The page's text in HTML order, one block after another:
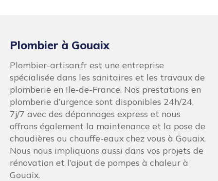
Plombier à Gouaix
Plombier-artisan.fr est une entreprise
spécialisée dans les sanitaires et les travaux de
plomberie en Ile-de-France. Nos prestations en
plomberie d’urgence sont disponibles 24h/24,
7j/7 avec des dépannages express et nous
offrons également la maintenance et la pose de
chaudières ou chauffe-eaux chez vous à Gouaix.
Nous nous impliquons aussi dans vos projets de
rénovation et l’ajout de pompes à chaleur à
Gouaix.